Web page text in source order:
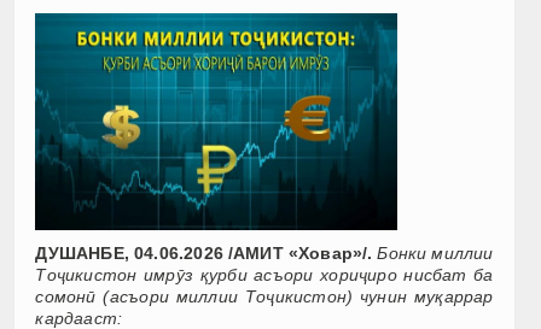
ДУШАНБЕ, 04.06.2026 /АМИТ «Ховар»/. Бонки миллии
Тоҷикистон имрӯз қурби асъори хориҷиро нисбат ба
сомонӣ (асъори миллии Тоҷикистон) чунин муқаррар
кардааст: